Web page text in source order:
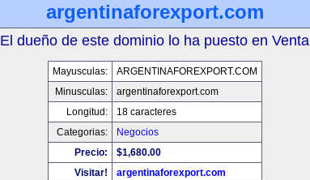
argentinaforexport.com
El dueño de este dominio lo ha puesto en Venta
Mayusculas:
ARGENTINAFOREXPORT.COM
Minusculas:
argentinaforexport.com
Longitud:
18 caracteres
Categorias:
Negocios
Precio:
$1,680.00
Visitar!
argentinaforexport.com